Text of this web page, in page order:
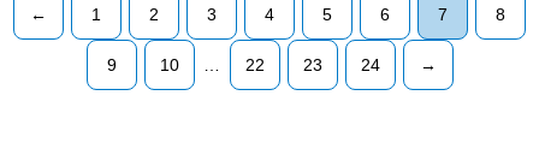
← 1 2 3 4 5 6 7 8
9 10 22 23 24 →